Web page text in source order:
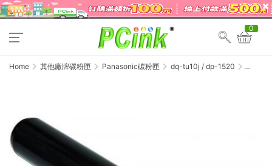
0
Home 其他廠牌碳粉匣 Panasonic碳粉匣
dq-tu10j / dp-1520